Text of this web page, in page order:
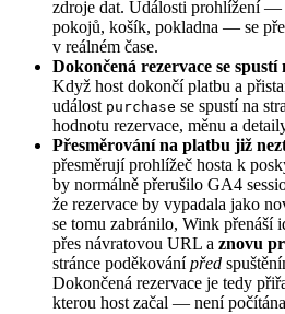
zdroje dat. Události prohlížení —
pokojů, košík, pokladna — se
v reálném čase.
Dokončená rezervace se
Když host dokončí platbu a
událost purchase se spustí na
hodnotu rezervace, měnu a
Přesměrování na platbu již
přesměrují prohlížeč hosta k
by normálně přerušilo GA4
že rezervace by vypadala jako
se tomu zabránilo, Wink přenáší
přes návratovou URL a znovu
stránce poděkovánípřed
Dokončená rezervace je tedy
kterou host začal — není